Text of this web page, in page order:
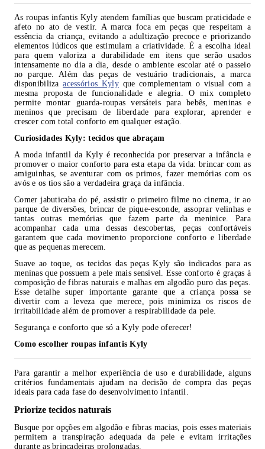
As roupas infantis Kyly atendem famílias que buscam praticidade e
afeto no ato de vestir. A marca foca em peças que respeitam a
essência da criança, evitando a adultização precoce e priorizando
elementos lúdicos que estimulam a criatividade. É a escolha ideal
para quem valoriza a durabilidade em itens que serão usados
intensamente no dia a dia, desde o ambiente escolar até o passeio
no parque. Além das peças de vestuário tradicionais, a marca
disponibilizaacessórios Kylyque complementam o visual com a
mesma proposta de funcionalidade e alegria. O mix completo
permite montar guarda-roupas versáteis para bebês, meninas e
meninos que precisam de liberdade para explorar, aprender e
crescer com total conforto em qualquer estação.
Curiosidades Kyly: tecidos que abraçam
A moda infantil da Kyly é reconhecida por preservar a infância e
promover o maior conforto para esta etapa da vida: brincar com as
amiguinhas, se aventurar com os primos, fazer memórias com os
avós e os tios são a verdadeira graça da infância.
Comer jabuticaba do pé, assistir o primeiro filme no cinema, ir ao
parque de diversões, brincar de pique-esconde, assoprar velinhas e
tantas outras memórias que fazem parte da meninice. Para
acompanhar cada uma dessas descobertas, peças confortáveis
garantem que cada movimento proporcione conforto e liberdade
que as pequenas merecem.
Suave ao toque, os tecidos das peças Kyly são indicados para as
meninas que possuem a pele mais sensível. Esse conforto é graças à
composição de fibras naturais e malhas em algodão puro das peças.
Esse detalhe super importante garante que a criança possa se
divertir com a leveza que merece, pois minimiza os riscos de
irritabilidade além de promover a respirabilidade da pele.
Segurança e conforto que só a Kyly pode oferecer!
Como escolher roupas infantis Kyly
Para garantir a melhor experiência de uso e durabilidade, alguns
critérios fundamentais ajudam na decisão de compra das peças
ideais para cada fase do desenvolvimento infantil.
Priorize tecidos naturais
Busque por opções em algodão e fibras macias, pois esses materiais
permitem a transpiração adequada da pele e evitam irritações
durante as brincadeiras prolongadas.